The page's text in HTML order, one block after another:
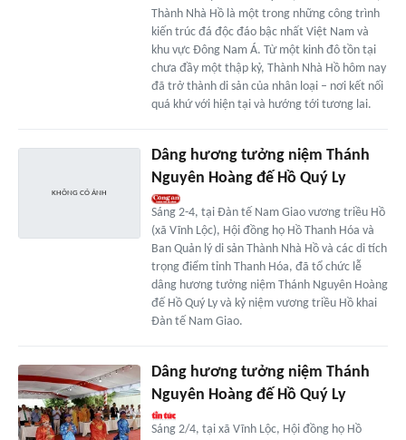
Thành Nhà Hồ là một trong những công trình
kiến trúc đá độc đáo bậc nhất Việt Nam và
khu vực Đông Nam Á. Từ một kinh đô tồn tại
chưa đầy một thập kỷ, Thành Nhà Hồ hôm nay
đã trở thành di sản của nhân loại – nơi kết nối
quá khứ với hiện tại và hướng tới tương lai.
Dâng hương tưởng niệm Thánh
Nguyên Hoàng đế Hồ Quý Ly
Sáng 2-4, tại Đàn tế Nam Giao vương triều Hồ
(xã Vĩnh Lộc), Hội đồng họ Hồ Thanh Hóa và
Ban Quản lý di sản Thành Nhà Hồ và các di tích
trọng điểm tỉnh Thanh Hóa, đã tổ chức lễ
dâng hương tưởng niệm Thánh Nguyên Hoàng
đế Hồ Quý Ly và kỷ niệm vương triều Hồ khai
Đàn tế Nam Giao.
Dâng hương tưởng niệm Thánh
Nguyên Hoàng đế Hồ Quý Ly
Sáng 2/4, tại xã Vĩnh Lộc, Hội đồng họ Hồ